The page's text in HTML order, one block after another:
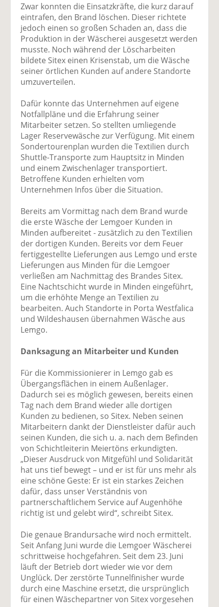
Zwar konnten die Einsatzkräfte, die kurz darauf
eintrafen, den Brand löschen. Dieser richtete
jedoch einen so großen Schaden an, dass die
Produktion in der Wäscherei ausgesetzt werden
musste. Noch während der Löscharbeiten
bildete Sitex einen Krisenstab, um die Wäsche
seiner örtlichen Kunden auf andere Standorte
umzuverteilen.
Dafür konnte das Unternehmen auf eigene
Notfallpläne und die Erfahrung seiner
Mitarbeiter setzen. So stellten umliegende
Lager Reservewäsche zur Verfügung. Mit einem
Sondertourenplan wurden die Textilien durch
Shuttle-Transporte zum Hauptsitz in Minden
und einem Zwischenlager transportiert.
Betroffene Kunden erhielten vom
Unternehmen Infos über die Situation.
Bereits am Vormittag nach dem Brand wurde
die erste Wäsche der Lemgoer Kunden in
Minden aufbereitet - zusätzlich zu den Textilien
der dortigen Kunden. Bereits vor dem Feuer
fertiggestellte Lieferungen aus Lemgo und erste
Lieferungen aus Minden für die Lemgoer
verließen am Nachmittag des Brandes Sitex.
Eine Nachtschicht wurde in Minden eingeführt,
um die erhöhte Menge an Textilien zu
bearbeiten. Auch Standorte in Porta Westfalica
und Wildeshausen übernahmen Wäsche aus
Lemgo.
Danksagung an Mitarbeiter und Kunden
Für die Kommissionierer in Lemgo gab es
Übergangsflächen in einem Außenlager.
Dadurch sei es möglich gewesen, bereits einen
Tag nach dem Brand wieder alle dortigen
Kunden zu bedienen, so Sitex. Neben seinen
Mitarbeitern dankt der Dienstleister dafür auch
seinen Kunden, die sich u. a. nach dem Befinden
von Schichtleiterin Meiertöns erkundigten.
„Dieser Ausdruck von Mitgefühl und Solidarität
hat uns tief bewegt – und er ist für uns mehr als
eine schöne Geste: Er ist ein starkes Zeichen
dafür, dass unser Verständnis von
partnerschaftlichem Service auf Augenhöhe
richtig ist und gelebt wird“, schreibt Sitex.
Die genaue Brandursache wird noch ermittelt.
Seit Anfang Juni wurde die Lemgoer Wäscherei
schrittweise hochgefahren. Seit dem 23. Juni
läuft der Betrieb dort wieder wie vor dem
Unglück. Der zerstörte Tunnelfinisher wurde
durch eine Maschine ersetzt, die ursprünglich
für einen Wäschepartner von Sitex vorgesehen